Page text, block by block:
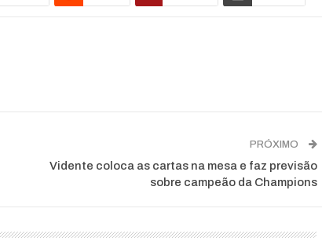
PRÓXIMO
Vidente coloca as cartas na mesa e faz previsão
sobre campeão da Champions